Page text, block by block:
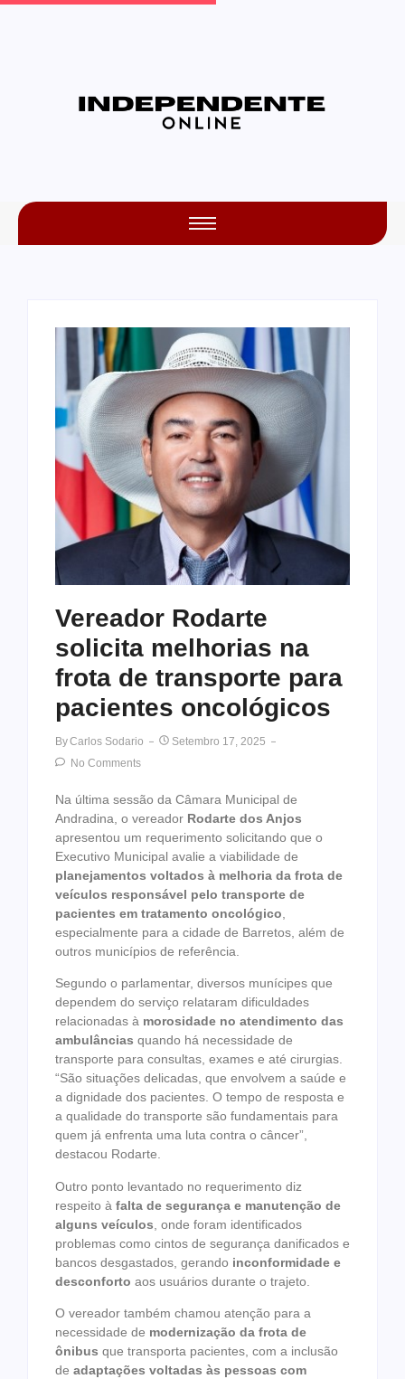
Vereador Rodarte
solicita melhorias na
frota de transporte para
pacientes oncológicos
ByCarlos Sodario
Setembro 17, 2025
No Comments
Na última sessão da Câmara Municipal de
Andradina, o vereador Rodarte dos Anjos
apresentou um requerimento solicitando que o
Executivo Municipal avalie a viabilidade de
planejamentos voltados à melhoria da frota de
veículos responsável pelo transporte de
pacientes em tratamento oncológico
especialmente para a cidade de Barretos, além de
outros municípios de referência.
Segundo o parlamentar, diversos munícipes que
dependem do serviço relataram dificuldades
relacionadas à morosidade no atendimento das
ambulâncias quando há necessidade de
transporte para consultas, exames e até cirurgias.
“São situações delicadas, que envolvem a saúde e
a dignidade dos pacientes. O tempo de resposta e
a qualidade do transporte são fundamentais para
quem já enfrenta uma luta contra o câncer”,
destacou Rodarte.
Outro ponto levantado no requerimento diz
respeito à falta de segurança e manutenção de
alguns veículos , onde foram identificados
problemas como cintos de segurança danificados e
bancos desgastados, gerando inconformidade e
desconforto aos usuários durante o trajeto.
O vereador também chamou atenção para a
necessidade de modernização da frota de
ônibus que transporta pacientes, com a inclusão
de adaptações voltadas às pessoas com